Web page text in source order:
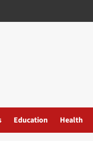
Education Health